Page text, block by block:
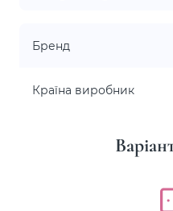
Бренд
Країна виробник